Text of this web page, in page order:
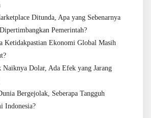
Ditunda, Apa yang Sebenarnya
Pemerintah?
Ketidakpastian Ekonomi Global Masih
Dolar, Ada Efek yang Jarang
Bergejolak, Seberapa Tangguh
Indonesia?